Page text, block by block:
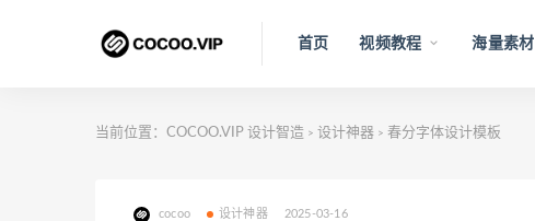
首页 视频教程 海量素材
当前位置： COCOO.VIP 设计智造 > 设计神器 > 春分字体设计模板
cocoo 设计神器 2025-03-16